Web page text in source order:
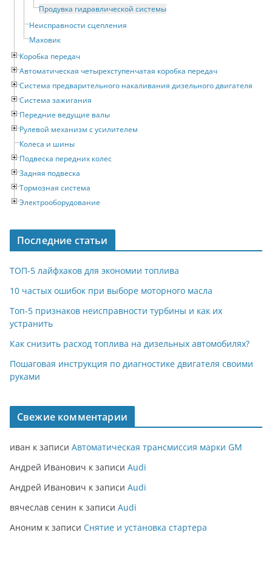
Продувка гидравлической системы
Неисправности сцепления
Маховик
Коробка передач
Автоматическая четырехступенчатая коробка передач
Система предварительного накаливания дизельного двигателя
Система зажигания
Передние ведущие валы
Рулевой механизм с усилителем
Колеса и шины
Подвеска передних колес
Задняя подвеска
Тормозная система
Электрооборудование
Последние статьи
ТОП-5 лайфхаков для экономии топлива
10 частых ошибок при выборе моторного масла
Топ-5 признаков неисправности турбины и как их
устранить
Как снизить расход топлива на дизельных автомобилях?
Пошаговая инструкция по диагностике двигателя своими
руками
Свежие комментарии
иван к записи Автоматическая трансмиссия марки GM
Андрей Иванович к записи Audi
Андрей Иванович к записи Audi
вячеслав сенин к записи Audi
Аноним к записи Снятие и установка стартера